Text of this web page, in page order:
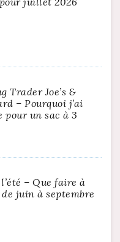
Trader Joe’s &
– Pourquoi j’ai
pour un sac à 3
l’été – Que faire à
de juin à septembre